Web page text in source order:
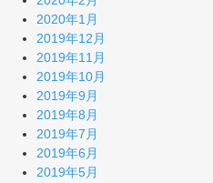
2020年1月
2019年12月
2019年11月
2019年10月
2019年9月
2019年8月
2019年7月
2019年6月
2019年5月